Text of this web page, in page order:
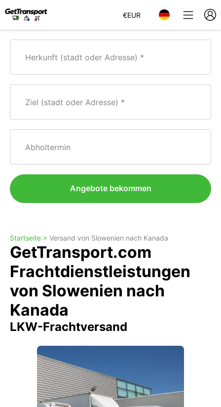
€EUR
Herkunft (stadt oder Adresse)
Ziel (stadt oder Adresse)
Abholtermin
Angebote bekommen
Startseite > Versand von Slowenien nach Kanada
GetTransport.com
Frachtdienstleistungen
von Slowenien nach
Kanada
LKW-Frachtversand